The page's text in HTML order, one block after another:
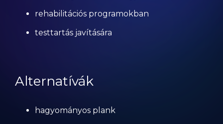
rehabilitációs programokban
testtartás javítására
Alternatívák
hagyományos plank